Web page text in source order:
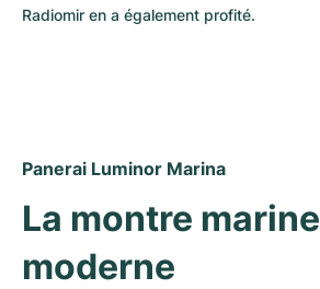
Radiomir en a également profité.
Panerai Luminor Marina
La montre marine
moderne